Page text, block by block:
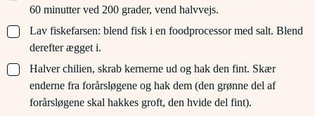
60 minutter ved 200 grader, vend halvvejs.
▢
Lav fiskefarsen: blend fisk i en foodprocessor med salt. Blend
derefter ægget i.
▢
Halver chilien, skrab kernerne ud og hak den fint. Skær
enderne fra forårsløgene og hak dem (den grønne del af
forårsløgene skal hakkes groft, den hvide del fint).